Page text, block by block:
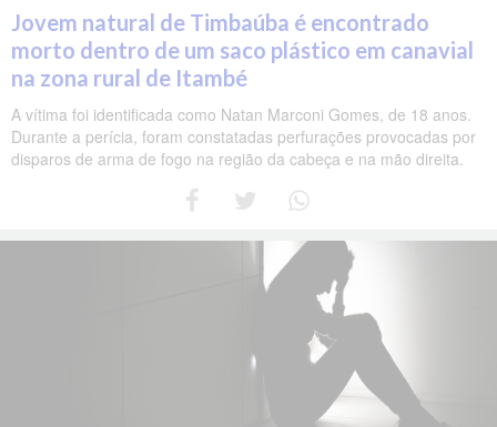
Jovem natural de Timbaúba é encontrado
morto dentro de um saco plástico em canavial
na zona rural de Itambé
A vítima foi identificada como Natan Marconi Gomes, de 18 anos.
Durante a perícia, foram constatadas perfurações provocadas por
disparos de arma de fogo na região da cabeça e na mão direita.